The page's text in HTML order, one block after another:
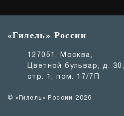
«Гилель» России
127051, Москва,
Цветной бульвар, д. 30,
стр. 1, пом. 17/7П
© «Гилель» России 2026